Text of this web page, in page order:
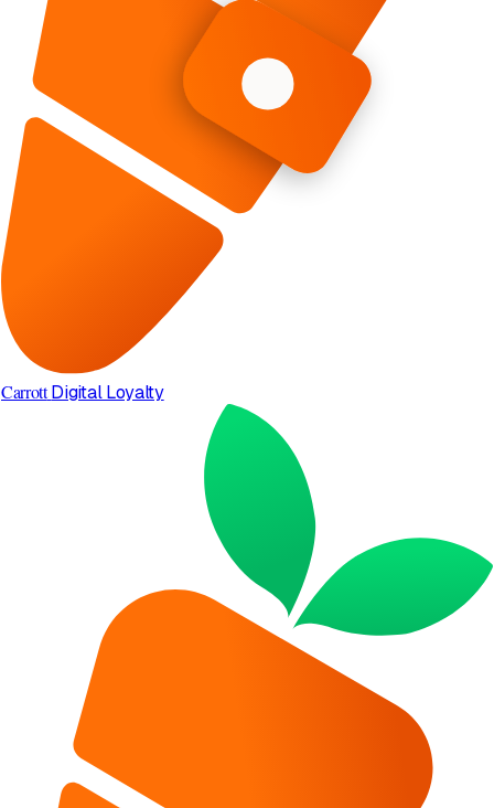
Carrott Digital Loyalty